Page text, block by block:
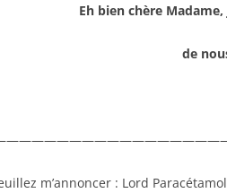
Eh bien chère
de
m’annoncer : Lord